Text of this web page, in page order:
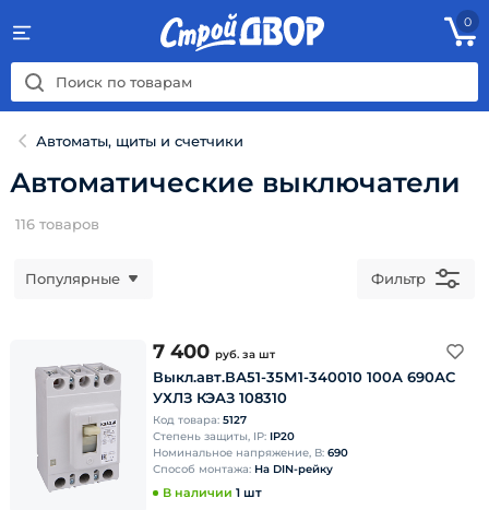
0
Автоматы, щиты и счетчики
Автоматические выключатели
116 товаров
Популярные Фильтр
7 400 руб. за шт
Выкл.авт.ВА51-35М1-340010 100А 690АС
УХЛЗ КЭАЗ 108310
Код товара: 5127
Степень защиты, IP: IP20
Номинальное напряжение, В: 690
Способ монтажа: На DIN-рейку
В наличии 1 шт